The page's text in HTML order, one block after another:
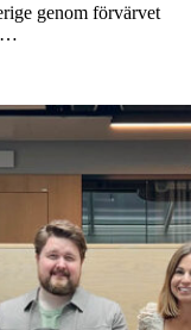
genom förvärvet